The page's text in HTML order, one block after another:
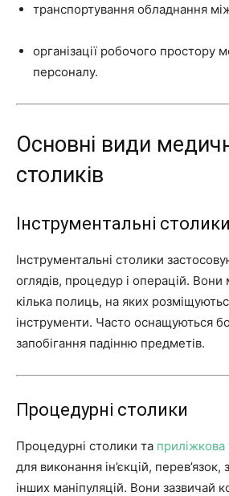
транспортування обладнання
організації робочого простору
персоналу.
Основні види
столиків
Інструментальні столики
Інструментальні столики
оглядів, процедур і операцій.
кілька полиць, на яких
інструменти. Часто оснащуються
запобігання падінню предметів.
Процедурні столики
Процедурні столики та
для виконання ін’єкцій, перев’язок,
інших маніпуляцій. Вони зазвичай